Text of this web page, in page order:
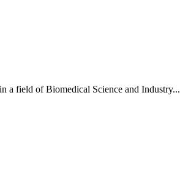
a field of Biomedical Science and Industry...